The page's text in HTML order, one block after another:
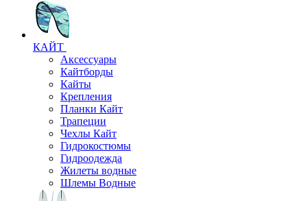
КАЙТ
Аксессуары
Кайтборды
Кайты
Крепления
Планки Кайт
Трапеции
Чехлы Кайт
Гидрокостюмы
Гидроодежда
Жилеты водные
Шлемы Водные